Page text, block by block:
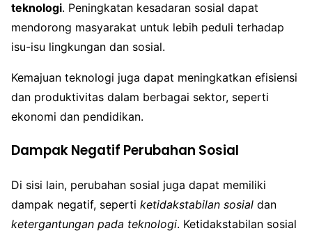
teknologi. Peningkatan kesadaran sosial dapat
mendorong masyarakat untuk lebih peduli terhadap
isu-isu lingkungan dan sosial.
Kemajuan teknologi juga dapat meningkatkan efisiensi
dan produktivitas dalam berbagai sektor, seperti
ekonomi dan pendidikan.
Dampak Negatif Perubahan Sosial
Di sisi lain, perubahan sosial juga dapat memiliki
dampak negatif, seperti ketidakstabilan sosial dan
ketergantungan pada teknologi. Ketidakstabilan sosial